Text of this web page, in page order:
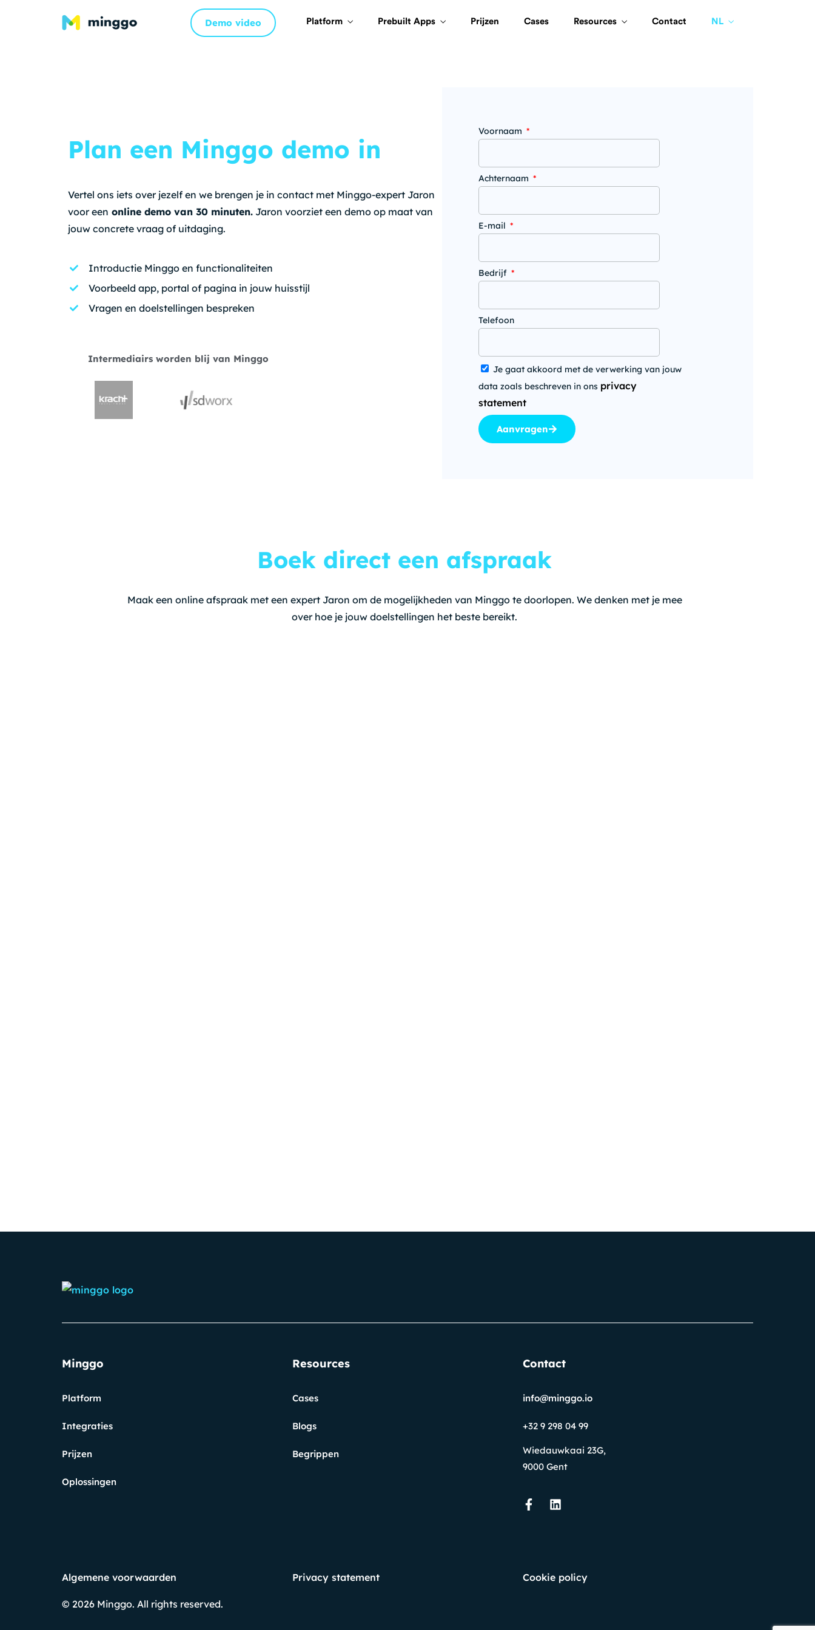
Demo video Platform Prebuilt Apps Prijzen Cases Resources Contact NL
Plan een Minggo demo in
Vertel ons iets over jezelf en we brengen je in contact met Minggo-expert Jaron
voor een online demo van 30 minuten. Jaron voorziet een demo op maat van
jouw concrete vraag of uitdaging.
Introductie Minggo en functionaliteiten
Voorbeeld app, portal of pagina in jouw huisstijl
Vragen en doelstellingen bespreken
Intermediairs worden blij van Minggo
Voornaam
Achternaam
E-mail
Bedrijf
Telefoon
Je gaat akkoord met de verwerking van jouw
data zoals beschreven in ons privacy
statement
Aanvragen
Boek direct een afspraak
Maak een online afspraak met een expert Jaron om de mogelijkheden van Minggo te doorlopen. We denken met je mee
over hoe je jouw doelstellingen het beste bereikt.
Minggo
Platform
Integraties
Prijzen
Oplossingen
Resources
Cases
Blogs
Begrippen
Contact
info@minggo.io
+32 9 298 04 99
Wiedauwkaai 23G,
9000 Gent
Algemene voorwaarden Privacy statement Cookie policy
© 2026 Minggo. All rights reserved.